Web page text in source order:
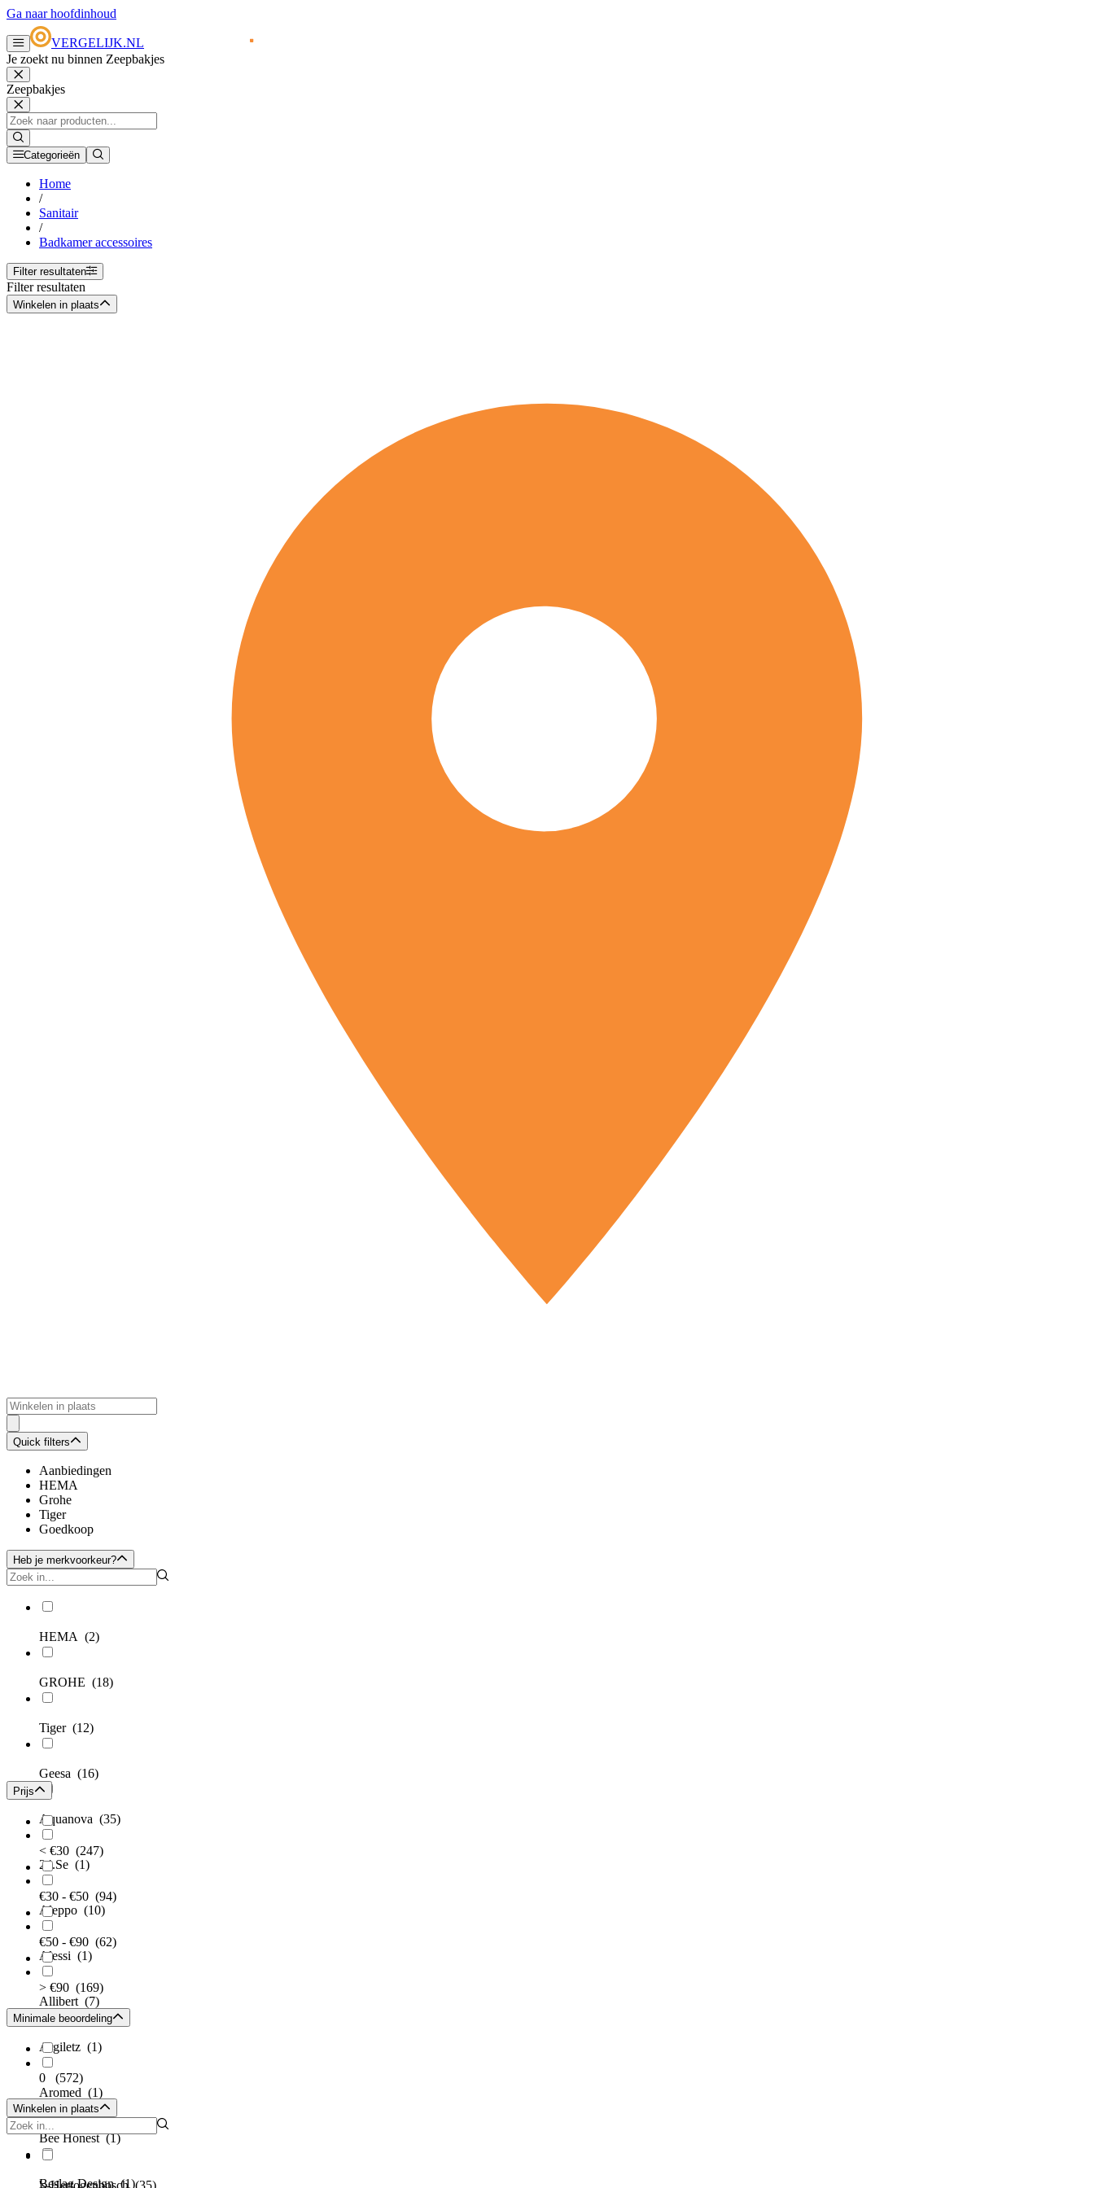
Ga naar hoofdinhoud
VERGELIJK.NL
Je zoekt nu binnen Zeepbakjes
Zeepbakjes
Categorieën
Home
/
Sanitair
/
Badkamer accessoires
Filter resultaten
Filter resultaten
Winkelen in plaats
Quick filters
Aanbiedingen
HEMA
Grohe
Tiger
Goedkoop
Heb je merkvoorkeur?
HEMA (2)
GROHE (18)
Tiger (12)
Geesa (16)
Aquanova (35)
24.Se (1)
Aleppo (10)
Alessi (1)
Allibert (7)
Argiletz (1)
Aromed (1)
Bee Honest(1)
Beslag Design(1)
Prijs
< €30 (247)
€30 - €50 (94)
€50 - €90 (62)
> €90 (169)
Minimale beoordeling
0 (572)
Winkelen in plaats